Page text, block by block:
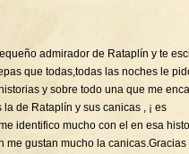
admirador de Rataplín y te
que todas,todas las noches le
y sobre todo una que me
de Rataplín y sus canicas , ¡ es
identifico mucho con el en esa
me gustan mucho la canicas.Gracias